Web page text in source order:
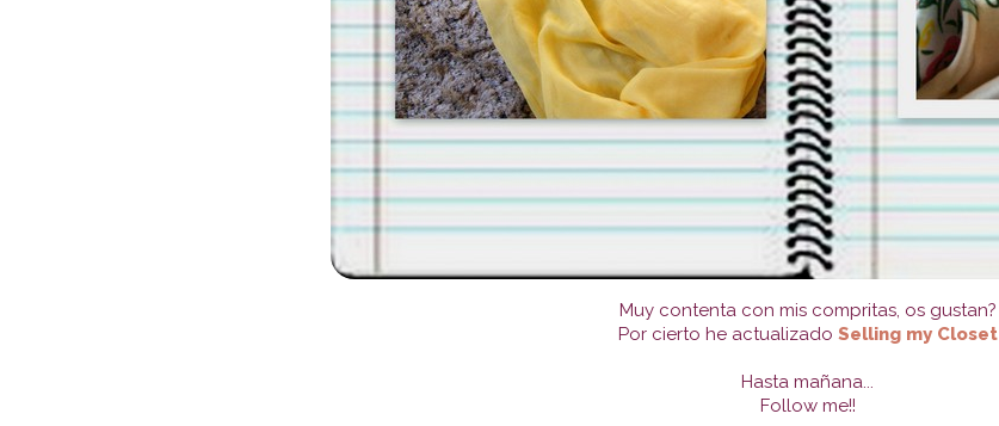
Muy contenta con mis compritas, os gustan?
Por cierto he actualizado Selling my Closet
Hasta mañana...
Follow me!!